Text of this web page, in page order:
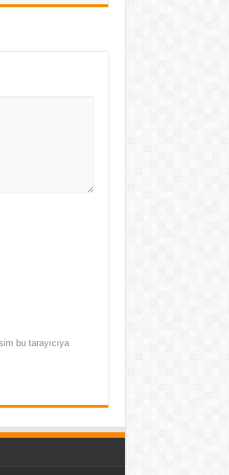
bu tarayıcıya